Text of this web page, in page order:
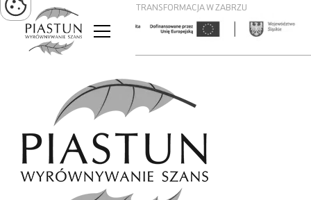
PROJEKT ZIELONA TRANSFORMACJA W ZABRZU